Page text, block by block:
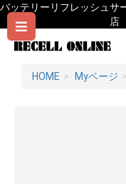
バッテリーリフレッシュサ
店
HOME Myページ